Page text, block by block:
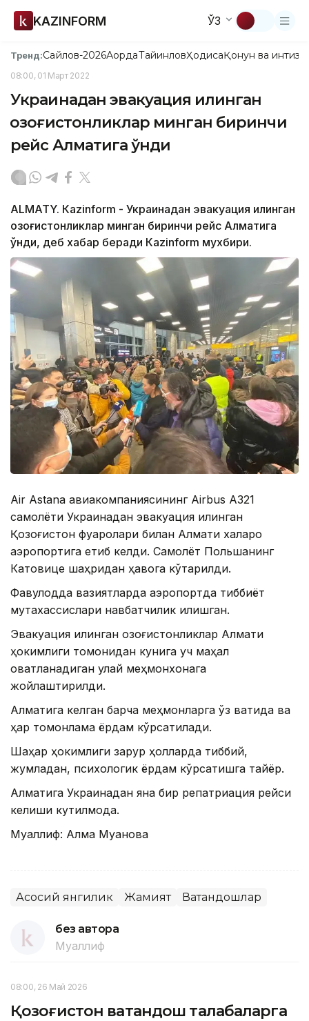
KAZINFORM ЎЗ
Тренд:Сайлов-2026АқордаТайинловҲодисаҚонун ва
08:00, 01 Март 2022
Украинадан эвакуация қилинган
қозоғистонликлар минган биринчи
рейс Алматига қўнди
ALMATY. Кazinform - Украинадан эвакуация қилинган
қозоғистонликлар минган биринчи рейс Алматига
қўнди, деб хабар беради Кazinform мухбири.
Аir Аstana авиакомпаниясининг Аirbus А321
самолёти Украинадан эвакуация қилинган
Қозоғистон фуқаролари билан Алмати халқаро
аэропортига етиб келди. Самолёт Польшанинг
Катовице шаҳридан ҳавога кўтарилди.
Фавқулодда вазиятларда аэропортда тиббиёт
мутахассислари навбатчилик қилишган.
Эвакуация қилинган қозоғистонликлар Алмати
ҳокимлиги томонидан кунига уч маҳал
овқатланадиган қулай меҳмонхонага
жойлаштирилди.
Алматига келган барча меҳмонларга ўз вақтида ва
ҳар томонлама ёрдам кўрсатилади.
Шаҳар ҳокимлиги зарур ҳолларда тиббий,
жумладан, психологик ёрдам кўрсатишга тайёр.
Алматига Украинадан яна бир репатриация рейси
келиши кутилмоқда.
Муаллиф: Алма Муқанова
Асосий янгилик Жамият Ватандошлар
без автора
Муаллиф
08:00, 26 Май 2026
Қозоғистон ватандош талабаларга